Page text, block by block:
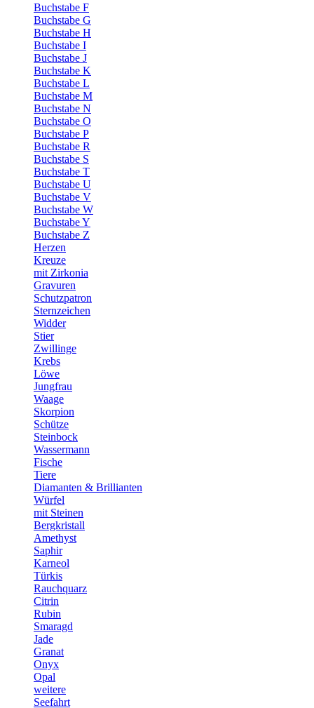
Buchstabe F
Buchstabe G
Buchstabe H
Buchstabe I
Buchstabe J
Buchstabe K
Buchstabe L
Buchstabe M
Buchstabe N
Buchstabe O
Buchstabe P
Buchstabe R
Buchstabe S
Buchstabe T
Buchstabe U
Buchstabe V
Buchstabe W
Buchstabe Y
Buchstabe Z
Herzen
Kreuze
mit Zirkonia
Gravuren
Schutzpatron
Sternzeichen
Widder
Stier
Zwillinge
Krebs
Löwe
Jungfrau
Waage
Skorpion
Schütze
Steinbock
Wassermann
Fische
Tiere
Diamanten & Brillianten
Würfel
mit Steinen
Bergkristall
Amethyst
Saphir
Karneol
Türkis
Rauchquarz
Citrin
Rubin
Smaragd
Jade
Granat
Onyx
Opal
weitere
Seefahrt